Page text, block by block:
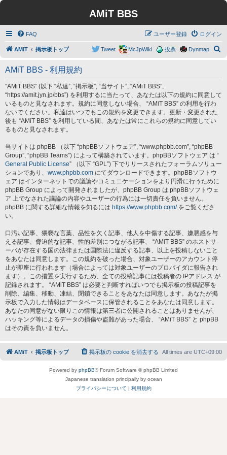
AMiT BBS
FAQ ログイン
ユーザー登録
AMiT 掲示板トップ Dynmap
投票
McJpWiki
Tweet
AMiT BBS - 利用規約
“AMiT BBS” (以下 “私達”, “掲示板”, “当サイト”, “AMiT BBS”,
“https://amit.jyn.jp/bbs”) を利用するに当たって、あなたは以下の規約に同意して
いるものと見なされます。規約に同意しない場合、 “AMiT BBS” の利用を行わ
ないでください。私達はいつでもこの規約を変更できます。更新・変更された
後も “AMiT BBS” を利用している間、あなたは常にこれらの規約に同意してい
るものと見なされます。
当サイトは phpBB （以下 “phpBBソフトウェア”, “www.phpbb.com”, “phpBB
Group”, “phpBB Teams”) によって構築されています。phpBBソフトウェア は “
General Public License” （以下 “GPL”) 下でリリースされたフォーラムソリュー
ションであり、 www.phpbb.com にてダウンロードできます。phpBBソフトウ
ェア はインターネットでの議論やコミュニケーションをより円滑に行うために
phpBB Group によって開発されましたが、phpBB Group は phpBBソフトウェ
ア 上でなされた議論の内容やユーザーの行為には一切責任を負いません。
phpBB に関する詳細な情報を知るには https://www.phpbb.com/をご覧くださ
い。
口汚い記事、猥褻な言葉、品性を欠く記事、他人を中傷する記事、嫌悪感を与
える記事、脅迫的な記事、性的差別につながる記事、 “AMiT BBS” のホストサ
ーバが存在する国の法律または国際法に違反する記事、以上を投稿しないこと
をあなたは同意します。この規約を破った場合、対象ユーザーのアカウント停
止が即座に行われます（場合によっては対象ユーザーのプロバイダに報告され
ます）。この措置を実行するため、全ての投稿記事には投稿者の IPアドレス が
記録されます。 “AMiT BBS” は必要と判断すればいつでも掲示板の投稿記事を
削除、編集、移動、凍結、閉鎖できることをあなたは同意します。あなたが掲
示板で入力した情報はデータベースに保管されることをあなたは同意します。
あなたの同意がない限りこの情報は第三者に公開されることはありませんが、
ハッキング等によるデータの損傷や盗難があった場合、 “AMiT BBS” と phpBB
はその責を負いません。
AMiT 掲示板トップ All times are UTC+09:00
掲示板の cookie を消去する
Powered by phpBB® Forum Software © phpBB Limited
Japanese translation principally by ocean
プライバシーについて | 利用規約